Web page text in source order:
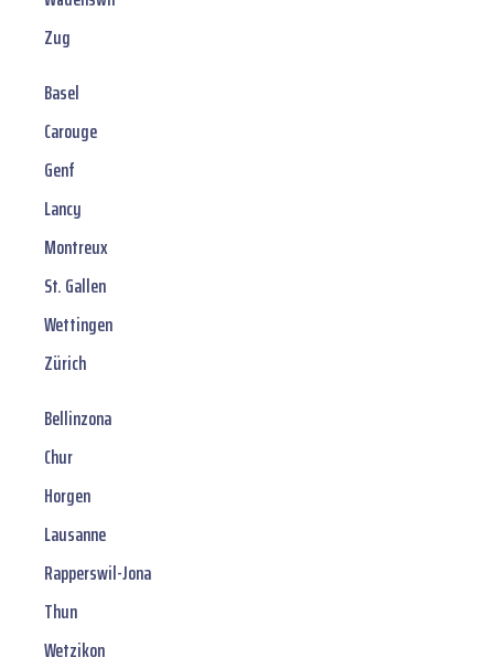
Zug
Basel
Carouge
Genf
Lancy
Montreux
St. Gallen
Wettingen
Zürich
Bellinzona
Chur
Horgen
Lausanne
Rapperswil-Jona
Thun
Wetzikon